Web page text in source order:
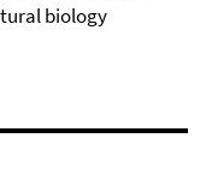
biology